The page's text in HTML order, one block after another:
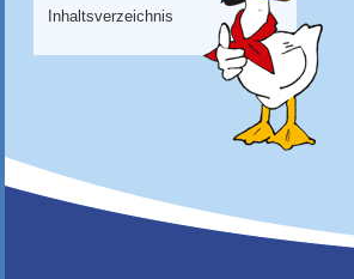
Inhaltsverzeichnis